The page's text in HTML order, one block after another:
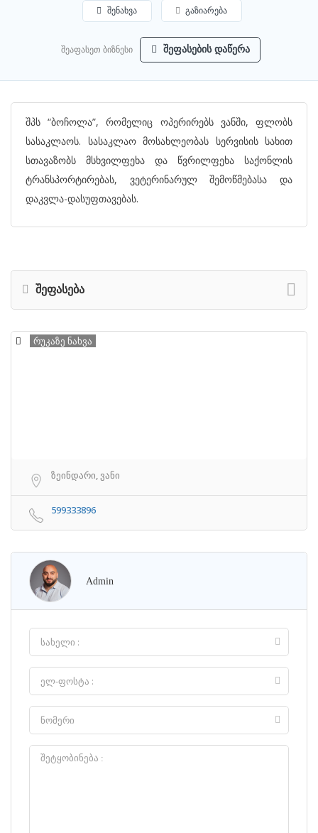
შენახვა გაზიარება
შეაფასეთ ბიზნესი შეფასების დაწერა
შპს “ბოჩოლა”, რომელიც ოპერირებს ვანში, ფლობს
სასაკლაოს. სასაკლაო მოსახლეობას სერვისის სახით
სთავაზობს მსხვილფეხა და წვრილფეხა საქონლის
ტრანსპორტირებას, ვეტერინარულ შემოწმებასა და
დაკვლა-დასუფთავებას.
შეფასება
რუკაზე ნახვა
ზეინდარი, ვანი
599333896
Admin